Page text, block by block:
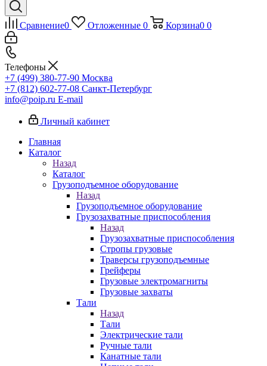
Сравнение0 Отложенные 0 Корзина0 0
Телефоны
+7 (499) 380-77-90 Москва
+7 (812) 602-77-08 Санкт-Петербург
info@poip.ru E-mail
Личный кабинет
Главная
Каталог
Назад
Каталог
Грузоподъемное оборудование
Назад
Грузоподъемное оборудование
Грузозахватные приспособления
Назад
Грузозахватные приспособления
Стропы грузовые
Траверсы грузоподъемные
Грейферы
Грузовые электромагниты
Грузовые захваты
Тали
Назад
Тали
Электрические тали
Ручные тали
Канатные тали